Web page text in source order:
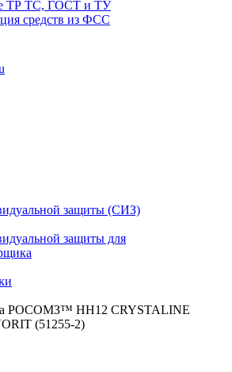
ТР ТС, ГОСТ и ТУ
средств из ФСС
защиты (СИЗ)
защиты для
РОСОМЗ™ НН12 CRYSTALINE
(51255-2)